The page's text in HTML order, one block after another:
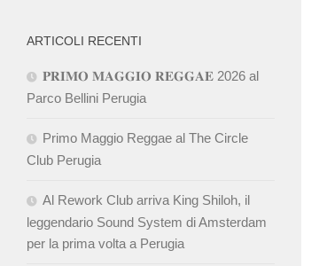
ARTICOLI RECENTI
𝐏𝐑𝐈𝐌𝐎 𝐌𝐀𝐆𝐆𝐈𝐎 𝐑𝐄𝐆𝐆𝐀𝐄 2026 al
Parco Bellini Perugia
Primo Maggio Reggae al The Circle
Club Perugia
Al Rework Club arriva King Shiloh, il
leggendario Sound System di Amsterdam
per la prima volta a Perugia